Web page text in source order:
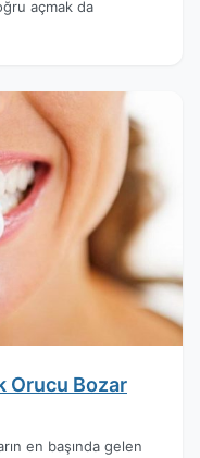
açmak da
Orucu Bozar
en başında gelen